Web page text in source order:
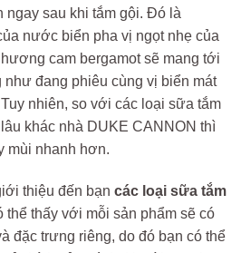
ngay sau khi tắm gội. Đó là
nước biển pha vị ngọt nhẹ của
cam bergamot sẽ mang tới
như đang phiêu cùng vị biển mát
nhiên, so với các loại sữa tắm
khác nhà DUKE CANNON thì
mùi nhanh hơn.
thiệu đến bạn các loại sữa tắm
thể thấy với mỗi sản phẩm sẽ có
đặc trưng riêng, do đó bạn có thể